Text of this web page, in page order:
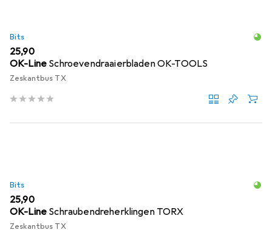
Bits
EUR
25,90
OK-Line Schroevendraaierbladen OK-TOOLS
Zeskantbus TX
Bits
EUR
25,90
OK-Line Schraubendreherklingen TORX
Zeskantbus TX